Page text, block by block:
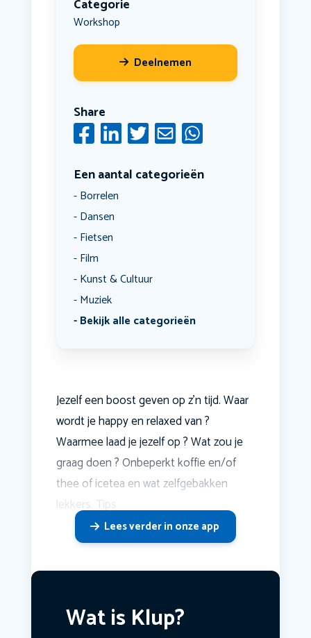
Categorie
Workshop
Deelnemen
Share
Een aantal categorieën
Borrelen
Dansen
Fietsen
Film
Kunst & Cultuur
Muziek
Bekijk alle categorieën
Jezelf een boost geven op z'n tijd. Waar
wordt je happy en relaxed van ?
Waarmee laad je jezelf op ? Wat zou je
graag doen ? Onbeperkt koffie en/of
thee of icetea en wat zelfgebakken
lekkers. Tips
Lees verder in onze app
Wat is Klup?